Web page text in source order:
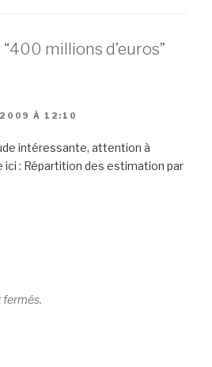
millions d’euros”
2009 À 12:10
intéressante, attention à
ici : Répartition des estimation par
fermés.